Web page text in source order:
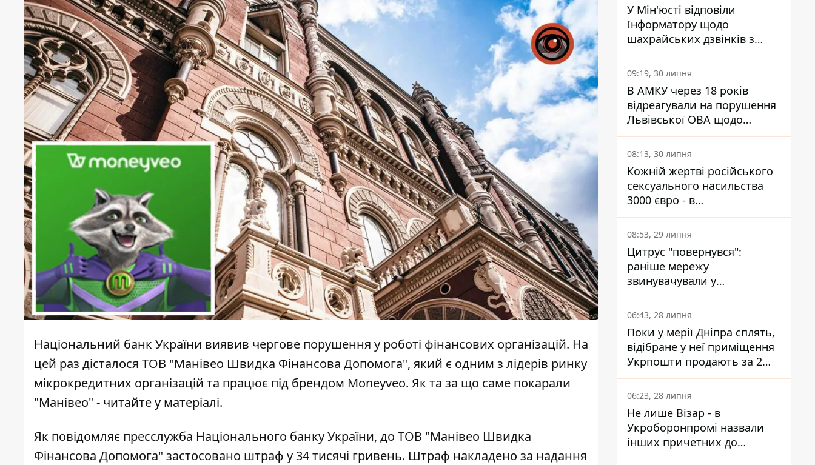
Національний банк України виявив чергове порушення у роботі фінансових організацій. На
цей раз дісталося ТОВ "Манівео Швидка Фінансова Допомога", який є одним з лідерів ринку
мікрокредитних організацій та працює під брендом Moneyveo. Як та за що саме покарали
"Манівео" - читайте у матеріалі.
Як повідомляє пресслужба Національного банку України, до ТОВ "Манівео Швидка
Фінансова Допомога" застосовано штраф у 34 тисячі гривень. Штраф накладено за надання
У Мін'юсті відповіли
Інформатору щодо
шахрайських дзвінків з
камери Сумського СІЗО так,
що ніхто нічого не зрозумів
09:19, 30 липня
В АМКУ через 18 років
відреагували на порушення
Львівської ОВА щодо
харчування у закладах
освіти
08:13, 30 липня
Кожній жертві російського
сексуального насильства
3000 євро - в
Мінсоцполітики пояснили
Інформатору, звідки на це
гроші
08:53, 29 липня
Цитрус "повернувся":
раніше мережу
звинувачували у
контрабанді техніки та
ухиленні від сплати
податків
06:43, 28 липня
Поки у мерії Дніпра сплять,
відібране у неї приміщення
Укрпошти продають за 2
мільйони
06:23, 28 липня
Не лише Візар - в
Укроборонпромі назвали
інших причетних до